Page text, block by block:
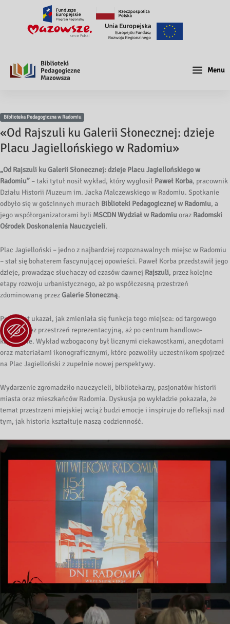
Menu
Biblioteka Pedagogiczna w Radomiu
«Od Rajszuli ku Galerii Słonecznej: dzieje
Placu Jagiellońskiego w Radomiu»
„Od Rajszuli ku Galerii Słonecznej: dzieje Placu Jagiellońskiego w
Radomiu” – taki tytuł nosił wykład, który wygłosił Paweł Korba, pracownik
Działu Historii Muzeum im. Jacka Malczewskiego w Radomiu. Spotkanie
odbyło się w gościnnych murach Biblioteki Pedagogicznej w Radomiu, a
jego współorganizatorami byli MSCDN Wydział w Radomiuoraz Radomski
Ośrodek Doskonalenia Nauczycieli.
Plac Jagielloński – jedno z najbardziej rozpoznawalnych miejsc w Radomiu
– stał się bohaterem fascynującej opowieści. Paweł Korba przedstawił jego
dzieje, prowadząc słuchaczy od czasów dawnej Rajszuli, przez kolejne
etapy rozwoju urbanistycznego, aż po współczesną przestrzeń
zdominowaną przezGalerie Słoneczną.
Prelegent ukazał, jak zmieniała się funkcja tego miejsca: od targowego
placu, przez przestrzeń reprezentacyjną, aż po centrum handlowo-
kulturalne. Wykład wzbogacony był licznymi ciekawostkami, anegdotami
oraz materiałami ikonograficznymi, które pozwoliły uczestnikom spojrzeć
na Plac Jagielloński z zupełnie nowej perspektywy.
Wydarzenie zgromadziło nauczycieli, bibliotekarzy, pasjonatów historii
miasta oraz mieszkańców Radomia. Dyskusja po wykładzie pokazała, że
temat przestrzeni miejskiej wciąż budzi emocje i inspiruje do refleksji nad
tym, jak historia kształtuje naszą codzienność.